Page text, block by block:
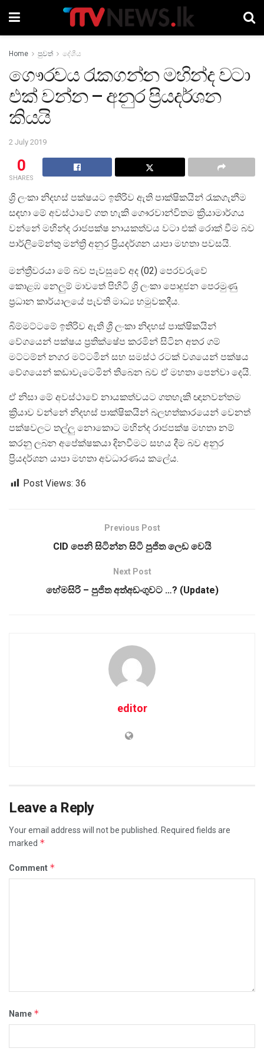
Home පුවත් දේශීය
ගෞරවය රැකගන්න මහින්ද වටා
එක් වන්න – අනුර ප්‍රියදර්ශන
කියයි
2 July 2019
0
SHARES
ශ්‍රි ලංකා නිදහස් පක්ෂයට ඉතිරිව ඇති පාක්ෂිකයින් රැකගැනීම
සඳහා මේ අවස්ථාවේ ගත හැකි ගෞරවාන්විතම ක්‍රියාමාර්ගය
වන්නේ මහින්ද රාජපක්ෂ නායකත්වය වටා එක් රොක් වීම බව
පාර්ලිමේන්තු මන්ත්‍රි අනුර ප්‍රියදර්ශන යාපා මහතා පවසයි.
මන්ත්‍රීවරයා මේ බව පැවසුවේ අද (02) පෙරවරුවේ
කොළඹ නෙලුම් මාවතේ පිහිටි ශ්‍රි ලංකා පොදුජන පෙරමුණු
ප්‍රධාන කාර්යාලයේ පැවති මාධ්‍ය හමුවකදීය.
බිම්මට්ටමේ ඉතිරිව ඇති ශ්‍රී ලංකා නිදහස් පාක්ෂිකයින්
වේගයෙන් පක්ෂය ප්‍රතික්ෂේප කරමින් සිටින අතර ගම්
මට්ටම්න් නගර මට්ටමින් සහ සමස්ථ රටක් වශයෙන් පක්ෂය
වේගයෙන් කඩාවැටෙමින් තිබෙන බව ඒ මහතා පෙන්වා දෙයි.
ඒ නිසා මේ අවස්ථාවේ නායකත්වයට ගතහැකි ඥානවන්තම
ක්‍රියාව වන්නේ නිදහස් පාක්ෂිකයින් බලහත්කාරයෙන් වෙනත්
පක්ෂවලට තල්ලු නොකොට මහින්ද රාජපක්ෂ මහතා නම්
කරනු ලබන අපේක්ෂකයා දිනවීමට සහය දීම බව අනුර
ප්‍රියදර්ශන යාපා මහතා අවධාරණය කලේය.
Post Views: 36
Previous Post
CID පෙනි සිටින්න සිටි පුජිත ලෙඩ වෙයි
Next Post
හේමසිරි – පුජිත අත්අඩංගුවට …? (Update)
editor
Leave a Reply
Your email address will not be published.
Required fields are
marked *
Comment *
Name *